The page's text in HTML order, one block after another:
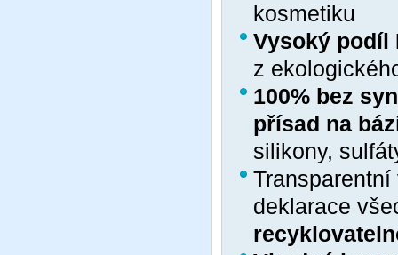
kosmetiku
Vysoký podíl
z
100% bez
přísad na
silikony,
deklarace